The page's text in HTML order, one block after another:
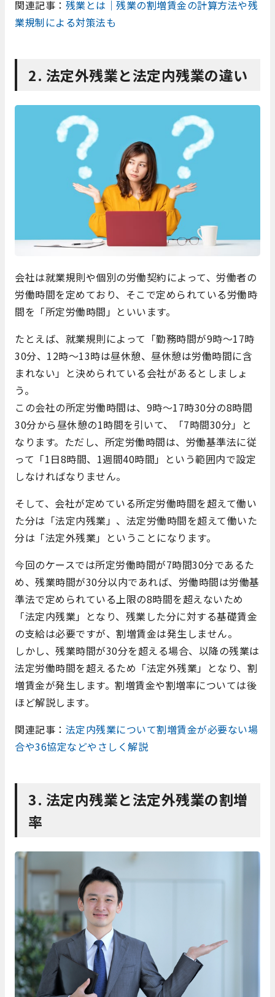
関連記事： 残業とは｜残業の割増賃金の計算方法や残
業規制による対策法も
2. 法定外残業と法定内残業の違い
会社は就業規則や個別の労働契約によって、労働者の
労働時間を定めており、そこで定められている労働時
間を「所定労働時間」といいます。
たとえば、就業規則によって「勤務時間が9時～17時
30分、12時～13時は昼休憩、昼休憩は労働時間に含
まれない」と決められている会社があるとしましょ
う。
この会社の所定労働時間は、9時～17時30分の8時間
30分から昼休憩の1時間を引いて、「7時間30分」と
なります。ただし、所定労働時間は、労働基準法に従
って「1日8時間、1週間40時間」という範囲内で設定
しなければなりません。
そして、会社が定めている所定労働時間を超えて働い
た分は「法定内残業」、法定労働時間を超えて働いた
分は「法定外残業」ということになります。
今回のケースでは所定労働時間が7時間30分であるた
め、残業時間が30分以内であれば、労働時間は労働基
準法で定められている上限の8時間を超えないため
「法定内残業」となり、残業した分に対する基礎賃金
の支給は必要ですが、割増賃金は発生しません。
しかし、残業時間が30分を超える場合、以降の残業は
法定労働時間を超えるため「法定外残業」となり、割
増賃金が発生します。割増賃金や割増率については後
ほど解説します。
関連記事： 法定内残業について割増賃金が必要ない場
合や36協定などやさしく解説
3. 法定内残業と法定外残業の割増
率